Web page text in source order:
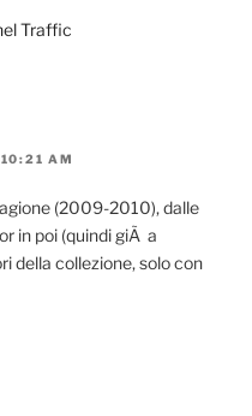
Traffic
AM
(2009-2010), dalle
in poi (quindi giÃ a
della collezione, solo con